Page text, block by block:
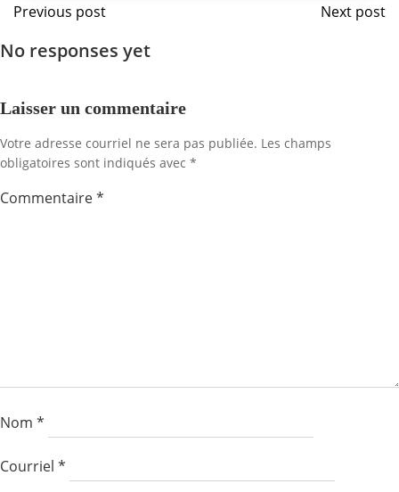
Navigation
de
l'article
Previous post Next post
No responses yet
Laisser un commentaire
Votre adresse courriel ne sera pas publiée. Les champs
obligatoires sont indiqués avec *
Commentaire*
Nom *
Courriel *